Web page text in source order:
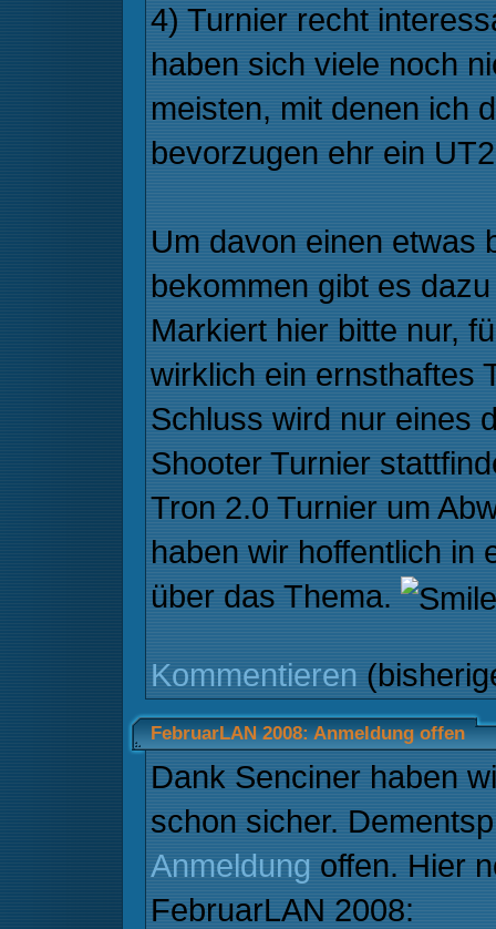
4) Turnier recht
haben sich viele noch
meisten, mit denen ich
bevorzugen ehr ein
Um davon einen etwas
bekommen gibt es
Markiert hier bitte nur,
wirklich ein ernsthaftes
Schluss wird nur eines
Shooter Turnier
Tron 2.0 Turnier um
haben wir hoffentlich in
über das Thema.
Kommentieren
FebruarLAN 2008: Anmeldung offen
Dank Senciner haben
schon sicher.
Anmeldung offen. Hier
FebruarLAN 2008: